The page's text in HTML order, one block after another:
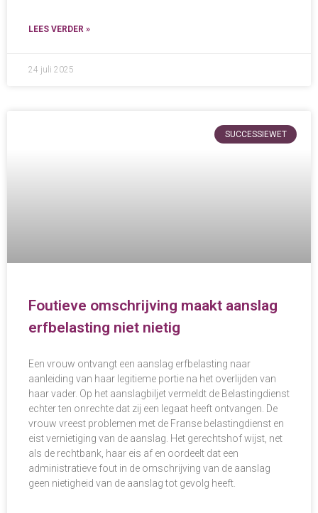
LEES VERDER »
24 juli 2025
SUCCESSIEWET
Foutieve omschrijving maakt aanslag
erfbelasting niet nietig
Een vrouw ontvangt een aanslag erfbelasting naar
aanleiding van haar legitieme portie na het overlijden van
haar vader. Op het aanslagbiljet vermeldt de Belastingdienst
echter ten onrechte dat zij een legaat heeft ontvangen. De
vrouw vreest problemen met de Franse belastingdienst en
eist vernietiging van de aanslag. Het gerechtshof wijst, net
als de rechtbank, haar eis af en oordeelt dat een
administratieve fout in de omschrijving van de aanslag
geen nietigheid van de aanslag tot gevolg heeft.